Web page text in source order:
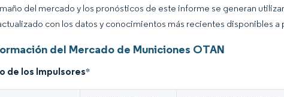
del mercado y los pronósticos de este informe se generan
con los datos y conocimientos más recientes disponibles a
del Mercado de Municiones OTAN
de los Impulsores*